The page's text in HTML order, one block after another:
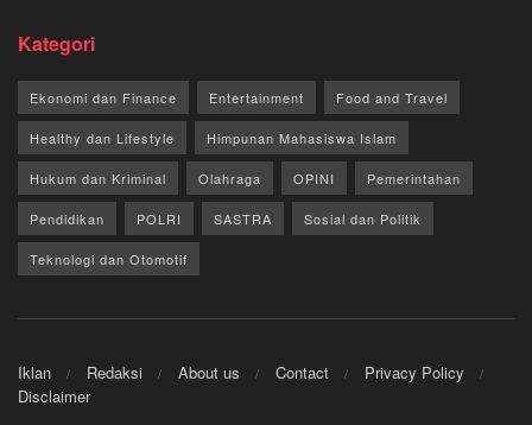
Kategori
Ekonomi dan Finance Entertainment Food and Travel
Healthy dan Lifestyle Himpunan Mahasiswa Islam
Hukum dan Kriminal Olahraga OPINI Pemerintahan
Pendidikan POLRI SASTRA Sosial dan Politik
Teknologi dan Otomotif
Iklan Redaksi About us Contact
Privacy Policy
Disclaimer